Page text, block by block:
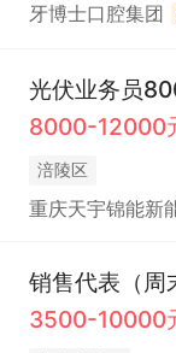
牙博士口腔集团
光伏业务员
8000-12000
涪陵区
重庆天宇锦能新
销售代表（周
3500-10000